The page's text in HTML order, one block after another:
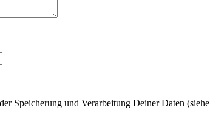
Speicherung und Verarbeitung Deiner Daten (siehe